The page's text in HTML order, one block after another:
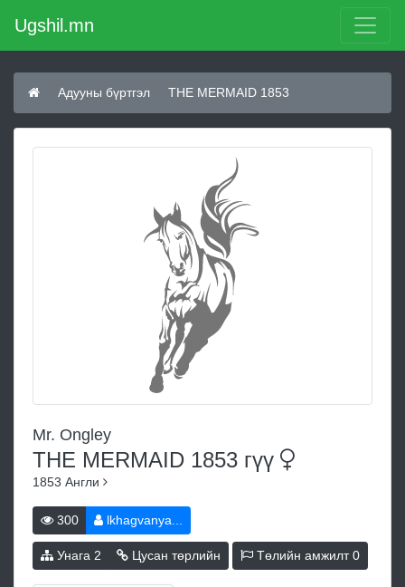
Ugshil.mn
Адууны бүртгэл THE MERMAID 1853
Mr. Ongley
THE MERMAID 1853 гүү
1853 Англи
300 lkhagvanya...
Унага 2 Цусан төрлийн Төлийн амжилт0